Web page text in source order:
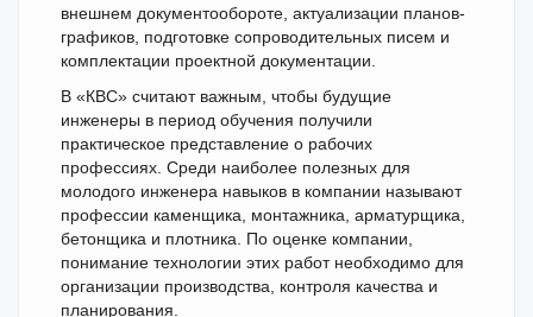
внешнем документообороте, актуализации планов-
графиков, подготовке сопроводительных писем и
комплектации проектной документации.
В «КВС» считают важным, чтобы будущие
инженеры в период обучения получили
практическое представление о рабочих
профессиях. Среди наиболее полезных для
молодого инженера навыков в компании называют
профессии каменщика, монтажника, арматурщика,
бетонщика и плотника. По оценке компании,
понимание технологии этих работ необходимо для
организации производства, контроля качества и
планирования.